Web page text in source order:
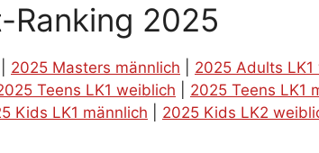
Ranking 2025
2025 Masters männlich 2025 Adults LK1
Teens LK1 weiblich 2025 Teens LK1
Kids LK1 männlich 2025 Kids LK2